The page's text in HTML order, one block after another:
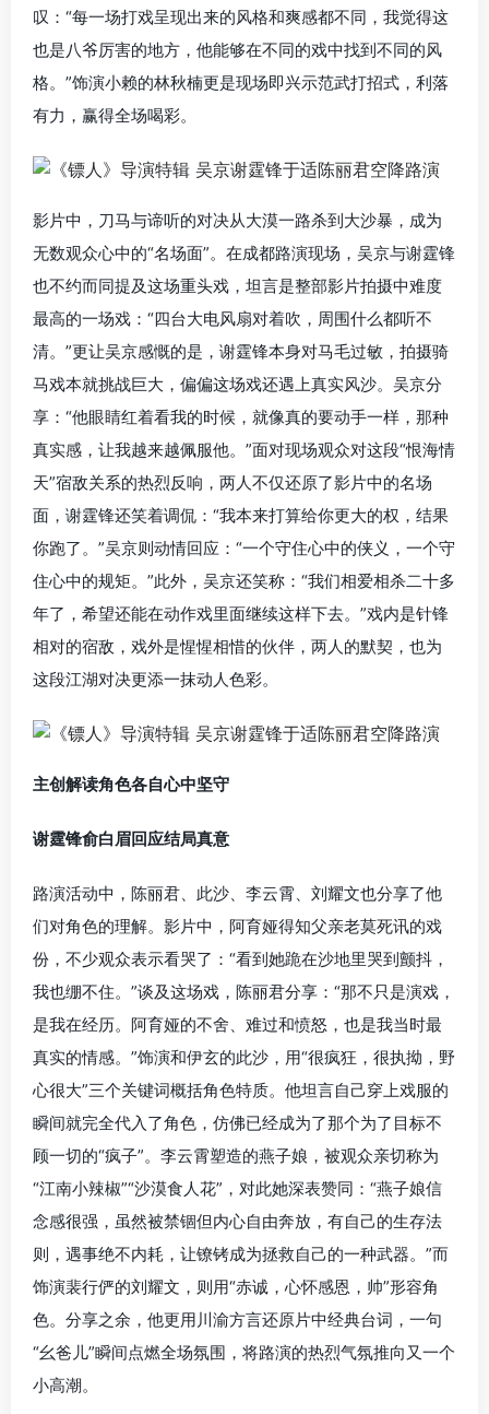
叹：“每一场打戏呈现出来的风格和爽感都不同，我觉得这
也是八爷厉害的地方，他能够在不同的戏中找到不同的风
格。”饰演小赖的林秋楠更是现场即兴示范武打招式，利落
有力，赢得全场喝彩。
影片中，刀马与谛听的对决从大漠一路杀到大沙暴，成为
无数观众心中的“名场面”。在成都路演现场，吴京与谢霆锋
也不约而同提及这场重头戏，坦言是整部影片拍摄中难度
最高的一场戏：“四台大电风扇对着吹，周围什么都听不
清。”更让吴京感慨的是，谢霆锋本身对马毛过敏，拍摄骑
马戏本就挑战巨大，偏偏这场戏还遇上真实风沙。吴京分
享：“他眼睛红着看我的时候，就像真的要动手一样，那种
真实感，让我越来越佩服他。”面对现场观众对这段“恨海情
天”宿敌关系的热烈反响，两人不仅还原了影片中的名场
面，谢霆锋还笑着调侃：“我本来打算给你更大的权，结果
你跑了。”吴京则动情回应：“一个守住心中的侠义，一个守
住心中的规矩。”此外，吴京还笑称：“我们相爱相杀二十多
年了，希望还能在动作戏里面继续这样下去。”戏内是针锋
相对的宿敌，戏外是惺惺相惜的伙伴，两人的默契，也为
这段江湖对决更添一抹动人色彩。
主创解读角色各自心中坚守
谢霆锋俞白眉回应结局真意
路演活动中，陈丽君、此沙、李云霄、刘耀文也分享了他
们对角色的理解。影片中，阿育娅得知父亲老莫死讯的戏
份，不少观众表示看哭了：“看到她跪在沙地里哭到颤抖，
我也绷不住。”谈及这场戏，陈丽君分享：“那不只是演戏，
是我在经历。阿育娅的不舍、难过和愤怒，也是我当时最
真实的情感。”饰演和伊玄的此沙，用“很疯狂，很执拗，野
心很大”三个关键词概括角色特质。他坦言自己穿上戏服的
瞬间就完全代入了角色，仿佛已经成为了那个为了目标不
顾一切的“疯子”。李云霄塑造的燕子娘，被观众亲切称为
“江南小辣椒”“沙漠食人花”，对此她深表赞同：“燕子娘信
念感很强，虽然被禁锢但内心自由奔放，有自己的生存法
则，遇事绝不内耗，让镣铐成为拯救自己的一种武器。”而
饰演裴行俨的刘耀文，则用“赤诚，心怀感恩，帅”形容角
色。分享之余，他更用川渝方言还原片中经典台词，一句
“幺爸儿”瞬间点燃全场氛围，将路演的热烈气氛推向又一个
小高潮。